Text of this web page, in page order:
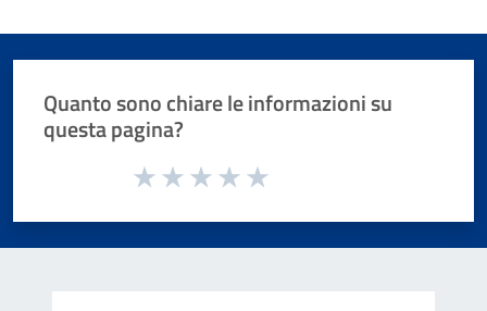
Quanto sono chiare le informazioni su
questa pagina?
Valuta da 1 a 5 stelle la pagina